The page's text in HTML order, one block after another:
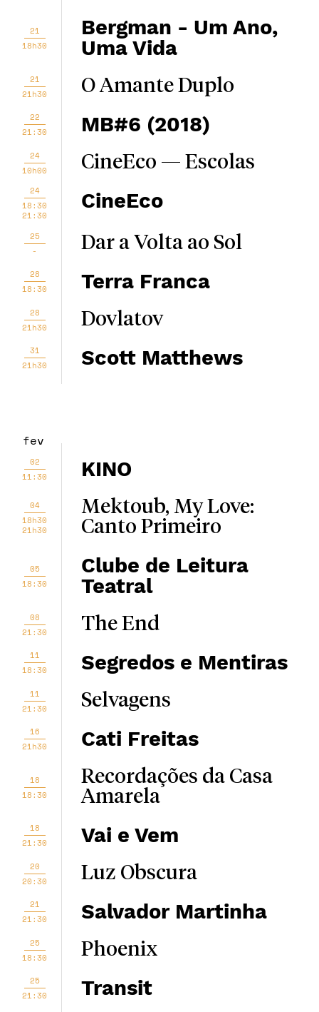
21
18h30
Bergman - Um Ano,
Uma Vida
21
21h30
O Amante Duplo
22
21:30
MB#6 (2018)
24
10h00
CineEco — Escolas
24
18:30
21:30
CineEco
25
-
Dar a Volta ao Sol
28
18:30
Terra Franca
28
21h30
Dovlatov
31
21h30
Scott Matthews
fev
02
11:30
KINO
04
18h30
21h30
Mektoub, My Love:
Canto Primeiro
05
18:30
Clube de Leitura
Teatral
08
21:30
The End
11
18:30
Segredos e Mentiras
11
21:30
Selvagens
16
21h30
Cati Freitas
18
18:30
Recordações da Casa
Amarela
18
21:30
Vai e Vem
20
20:30
Luz Obscura
21
21:30
Salvador Martinha
25
18:30
Phoenix
25
21:30
Transit